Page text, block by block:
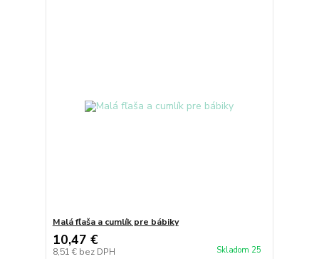
Malá fľaša a cumlík pre bábiky
10,47 €
8,51 € bez DPH Skladom 25